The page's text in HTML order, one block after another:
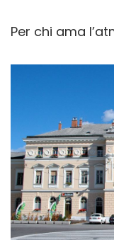
Per chi ama